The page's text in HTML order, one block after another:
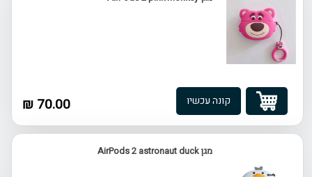
70.00 ₪ קונה עכשיו
מגן AirPods 2 astronaut duck